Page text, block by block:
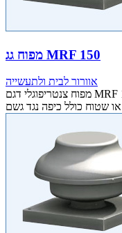
מפוח גג MRF 150
אוורור לבית ולתעשייה
מפוח צנטריפוגלי דגם MRF 150 מנוע 80W, ספיקת אויר 580 מק”שונטה